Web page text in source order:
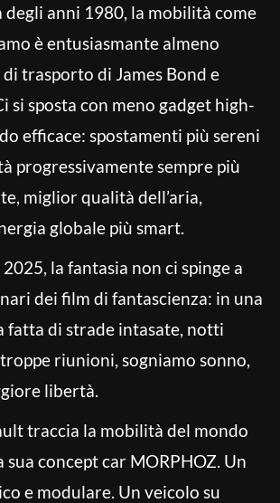
degli anni 1980, la mobilità come
è entusiasmante almeno
trasporto di James Bond e
si sposta con meno gadget high-
efficace: spostamenti più sereni
progressivamente sempre più
miglior qualità dell’aria,
globale più smart.
la fantasia non ci spinge a
dei film di fantascienza: in una
fatta di strade intasate, notti
riunioni, sogniamo sonno,
libertà.
traccia la mobilità del mondo
sua concept car MORPHOZ. Un
e modulare. Un veicolo su